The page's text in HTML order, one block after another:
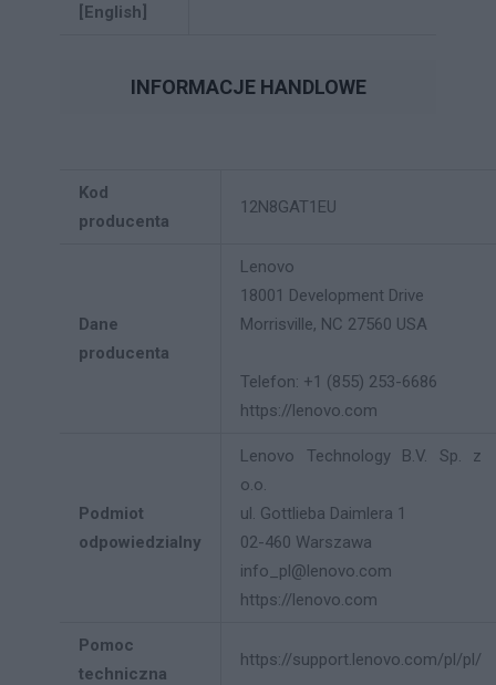
[English]
INFORMACJE HANDLOWE
Kod
producenta
12N8GAT1EU
Dane
producenta
Lenovo
18001 Development Drive
Morrisville, NC 27560 USA
Telefon: +1 (855) 253-6686
https://lenovo.com
Podmiot
odpowiedzialny
Lenovo Technology B.V. Sp. z
o.o.
ul. Gottlieba Daimlera 1
02-460 Warszawa
info_pl@lenovo.com
https://lenovo.com
Pomoc
techniczna
https://support.lenovo.com/pl/pl/